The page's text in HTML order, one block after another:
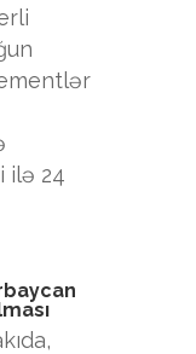
ilə 24